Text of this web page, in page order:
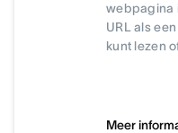
webpagina
URL als
kunt lezen
Meer